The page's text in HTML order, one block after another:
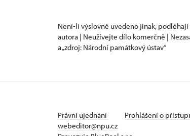
Není-li výslovně uvedeno jinak,
autora | Neužívejte dílo komerčně |
a „zdroj: Národní památkový ústav“
Právní ujednání Prohlášení o
webeditor@npu.cz